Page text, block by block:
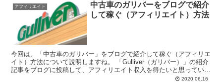
アフィリエイト
中古車のガリバーをブログで紹介
して稼ぐ（アフィリエイト）方法
今回は、「中古車のガリバー」をブログで紹介して稼ぐ（アフィリエ
イト）方法について説明しますね。 「Gulliver（ガリバー）」の紹介
記事をブログに投稿して、アフィリエイト収入を得たいと思っている
2020.06.16